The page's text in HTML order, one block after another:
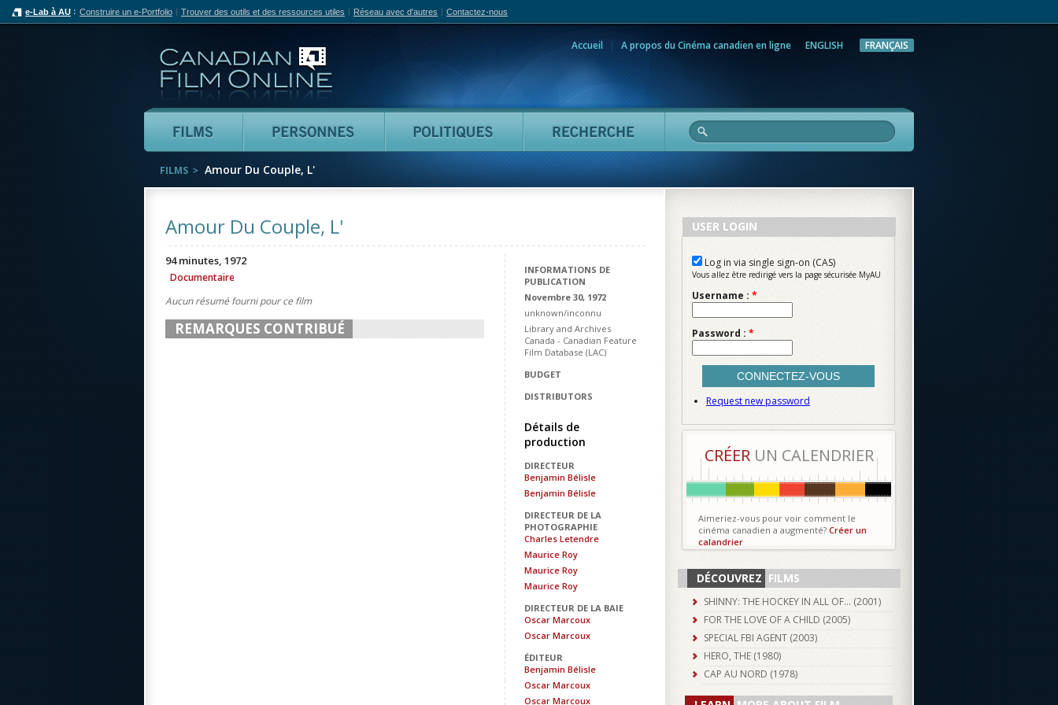
e-Lab à AU Construire un e-Portfolio Trouver des outils et des ressources utiles Réseau avec d'autres Contactez-nous
Accueil A propos du Cinéma canadien en ligne ENGLISH FRANÇAIS
Films Personnes Politiques Recherche
FILMS Amour Du Couple, L'
Amour Du Couple, L'
INFORMATIONS DE
PUBLICATION
Novembre 30, 1972
unknown/inconnu
Library and Archives
Canada - Canadian Feature
Film Database (LAC)
BUDGET
DISTRIBUTORS
Détails de
production
DIRECTEUR
Benjamin Bélisle
Benjamin Bélisle
DIRECTEUR DE LA
PHOTOGRAPHIE
Charles Letendre
Maurice Roy
Maurice Roy
Maurice Roy
DIRECTEUR DE LA BAIE
Oscar Marcoux
Oscar Marcoux
ÉDITEUR
Benjamin Bélisle
Oscar Marcoux
Oscar Marcoux
94 minutes, 1972
Documentaire
Aucun résumé fourni pour ce film
REMARQUES CONTRIBUÉ
USER LOGIN
Log in via single sign-on (CAS)
Vous allez être redirigé vers la page sécurisée MyAU
Username : *
Password : *
Request new password
CRÉERUN CALENDRIER
Aimeriez-vous pour voir comment le
cinéma canadien a augmenté? Créer un
calandrier
DÉCOUVREZ FILMS
SHINNY: THE HOCKEY IN ALL OF... (2001)
FOR THE LOVE OF A CHILD (2005)
SPECIAL FBI AGENT (2003)
HERO, THE (1980)
CAP AU NORD (1978)